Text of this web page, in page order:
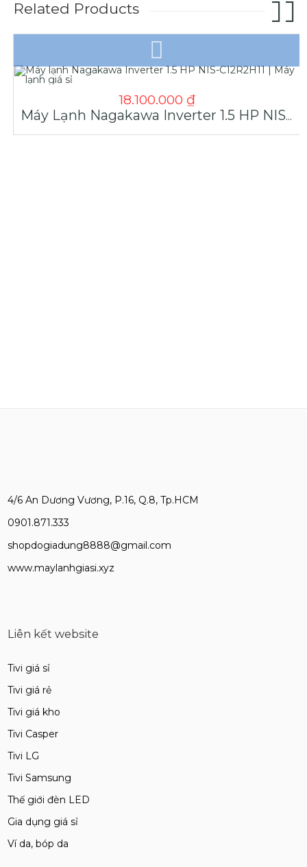
Related Products
18.100.000 ₫
Máy Lạnh Nagakawa Inverter 1.5 HP NIS-C12R2H11 | Máy Lạnh Giá Sỉ
4/6 An Dương Vương, P.16, Q.8, Tp.HCM
0901.871.333
shopdogiadung8888@gmail.com
www.maylanhgiasi.xyz
Liên kết website
Tivi giá sỉ
Tivi giá rẻ
Tivi giá kho
Tivi Casper
Tivi LG
Tivi Samsung
Thế giới đèn LED
Gia dụng giá sỉ
Ví da, bóp da